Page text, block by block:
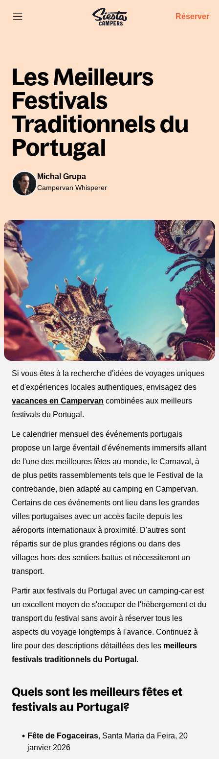
Réserver
Les Meilleurs
Festivals
Traditionnels du
Portugal
Michal Grupa
Campervan Whisperer
Si vous êtes à la recherche d'idées de voyages uniques
et d'expériences locales authentiques, envisagez des
vacances en Campervan combinées aux meilleurs
festivals du Portugal.
Le calendrier mensuel des événements portugais
propose un large éventail d'événements immersifs allant
de l'une des meilleures fêtes au monde, le Carnaval, à
de plus petits rassemblements tels que le Festival de la
contrebande, bien adapté au camping en Campervan.
Certains de ces événements ont lieu dans les grandes
villes portugaises avec un accès facile depuis les
aéroports internationaux à proximité. D'autres sont
répartis sur de plus grandes régions ou dans des
villages hors des sentiers battus et nécessiteront un
transport.
Partir aux festivals du Portugal avec un camping-car est
un excellent moyen de s'occuper de l'hébergement et du
transport du festival sans avoir à réserver tous les
aspects du voyage longtemps à l'avance. Continuez à
lire pour des descriptions détaillées des les meilleurs
festivals traditionnels du Portugal .
Quels sont les meilleurs fêtes et
festivals au Portugal?
Fête de Fogaceiras, Santa Maria da Feira, 20
janvier 2026